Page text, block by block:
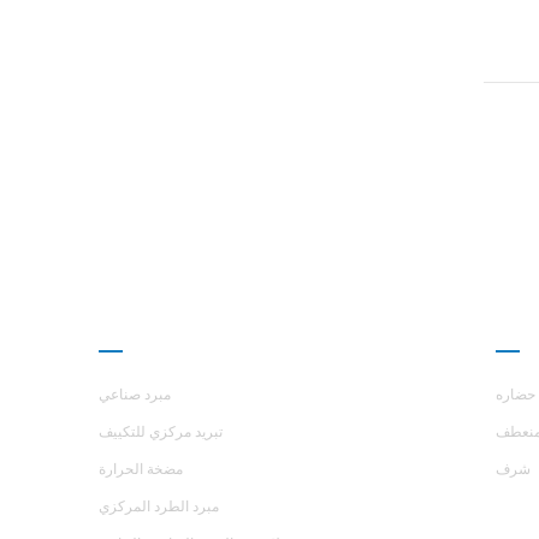
مبرد صناعي
تبريد مركزي للتكييف
مضخة الحرارة
مبرد الطرد المركزي
حضاره
منعطف
شرف